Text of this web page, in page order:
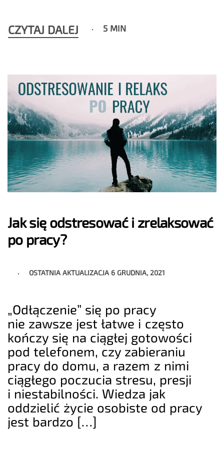
CZYTAJ DALEJ 5 MIN
Jak się odstresować i zrelaksować
po pracy?
OSTATNIA AKTUALIZACJA 6 GRUDNIA, 2021
„Odłączenie” się po pracy
nie zawsze jest łatwe i często
kończy się na ciągłej gotowości
pod telefonem, czy zabieraniu
pracy do domu, a razem z nimi
ciągłego poczucia stresu, presji
i niestabilności. Wiedza jak
oddzielić życie osobiste od pracy
jest bardzo […]